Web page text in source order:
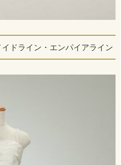
ドライン・エンパイアライン